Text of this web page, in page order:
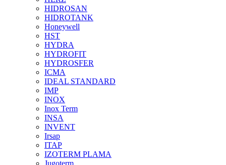
HIDROSAN
HIDROTANK
Honeywell
HST
HYDRA
HYDROFIT
HYDROSFER
ICMA
IDEAL STANDARD
IMP
INOX
Inox Term
INSA
INVENT
Irsap
ITAP
IZOTERM PLAMA
Jugoterm